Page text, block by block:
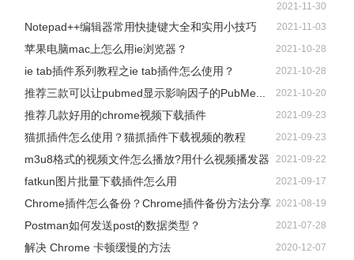
推荐指数：☆☆☆☆☆
推荐理由：快捷转换格式：大小写 驼峰，下划线 中划线 等
等！
10、代码生成器 codehelper.generator 或者
GenerateAllSetter
2021-11-30
Notepad++编辑器常用快捷键大全和实用小技巧 2021-11-03
苹果电脑mac上怎么用ie浏览器？ 2021-10-28
ie tab插件系列教程之ie tab插件怎么使用？ 2021-10-28
推荐三款可以让pubmed显示影响因子的PubMe... 2021-10-20
推荐几款好用的chrome视频下载插件 2021-09-23
猫抓插件怎么使用？猫抓插件下载视频的教程 2021-09-23
m3u8格式的视频文件怎么播放?用什么视频播发器 2021-09-22
fatkun图片批量下载插件怎么用 2021-09-17
Chrome插件怎么备份？Chrome插件备份方法分享 2021-08-19
Postman如何发送post的数据类型？ 2021-07-28
解决 Chrome 卡顿缓慢的方法 2020-12-07